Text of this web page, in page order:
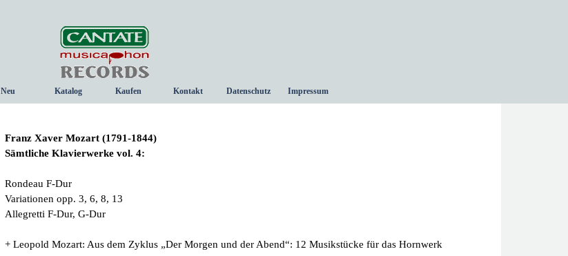
Menü überspringen
Neu Katalog ▼
Kaufen Kontakt Datenschutz Impressum
Franz Xaver Mozart (1791-1844)
Sämtliche Klavierwerke vol. 4:
Rondeau F-Dur
Variationen opp. 3, 6, 8, 13
Allegretti F-Dur, G-Dur
+ Leopold Mozart: Aus dem Zyklus „Der Morgen und der Abend“: 12 Musikstücke für das Hornwerk